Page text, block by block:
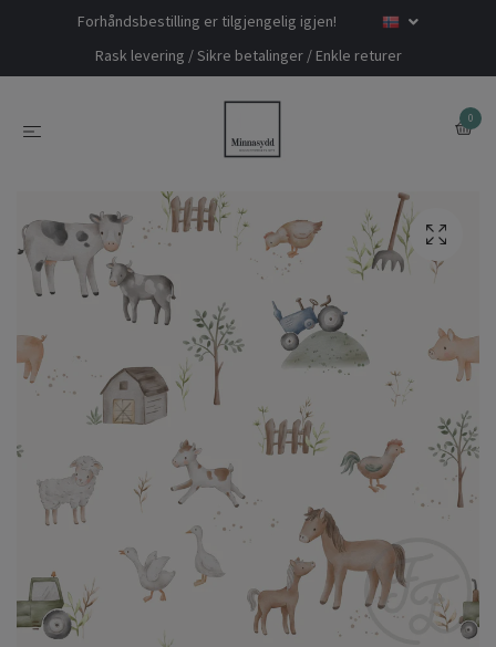
Forhåndsbestilling er tilgjengelig igjen!
Rask levering / Sikre betalinger / Enkle returer
0